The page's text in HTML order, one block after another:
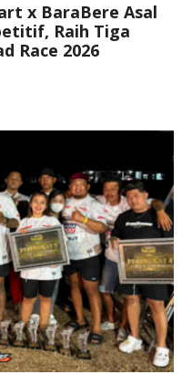
x BaraBere Asal
Raih Tiga
Race 2026